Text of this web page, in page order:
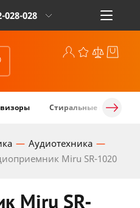
028-028
Стиральные машины
Аудиотехника
Miru SR-1020
Miru SR-